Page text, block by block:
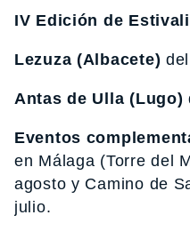
IV Edición de
Lezuza (Albacete)
Antas de Ulla (Lugo)
Eventos
en Málaga (Torre del
agosto y Camino de
julio.